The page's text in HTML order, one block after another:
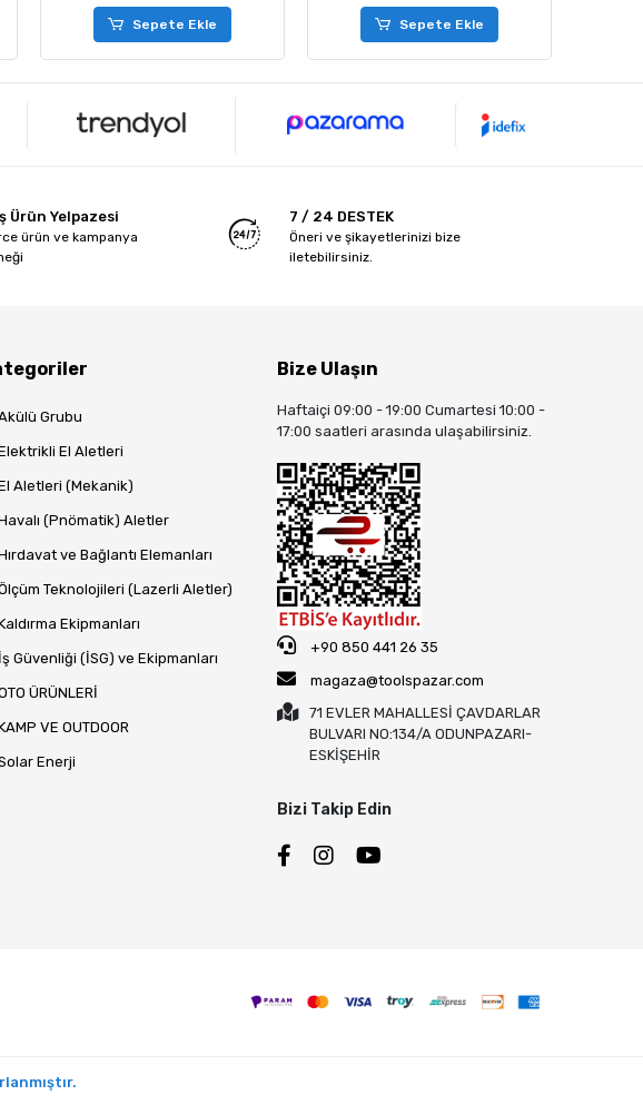
Sepete Ekle Sepete Ekle
Ürün Yelpazesi
ürün ve kampanya
7 / 24 DESTEK
Öneri ve şikayetlerinizi bize
iletebilirsiniz.
Grubu
El Aletleri
Aletleri (Mekanik)
(Pnömatik) Aletler
ve Bağlantı Elemanları
Teknolojileri (Lazerli Aletler)
Ekipmanları
İş Güvenliği (İSG) ve Ekipmanları
ÜRÜNLERİ
VE OUTDOOR
Enerji
Bize Ulaşın
Haftaiçi 09:00 - 19:00 Cumartesi 10:00 -
17:00 saatleri arasında ulaşabilirsiniz.
+90 850 441 26 35
magaza@toolspazar.com
71 EVLER MAHALLESİ ÇAVDARLAR
BULVARI NO:134/A ODUNPAZARI-
ESKİŞEHİR
Bizi Takip Edin